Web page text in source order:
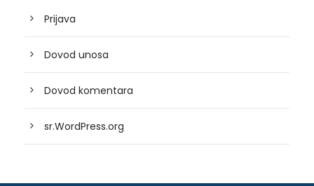
Prijava
Dovod unosa
Dovod komentara
sr.WordPress.org